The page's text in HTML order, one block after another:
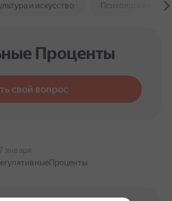
и искусство Психология и
Проценты
свой вопрос
января